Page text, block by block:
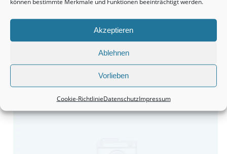
Akzeptieren
Ablehnen
Vorlieben
Cookie-RichtlinieDatenschutzImpressum
Häuser bleiben tatsächlich eine wirklich interessante Sache.